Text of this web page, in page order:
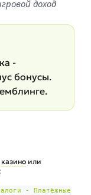
доход
-
бонусы.
казино или
- Платёжные